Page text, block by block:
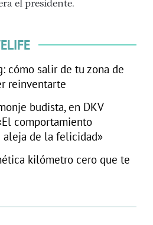
el presidente.
cómo salir de tu zona de
reinventarte
budista, en DKV
comportamiento
de la felicidad»
kilómetro cero que te